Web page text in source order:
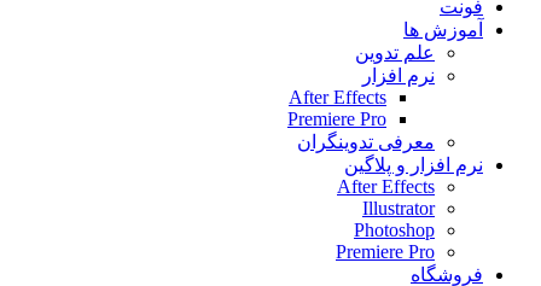
فونت
آموزش ها
علم تدوین
نرم افزار
After Effects
Premiere Pro
معرفی تدوینگران
نرم افزار و پلاگین
After Effects
Illustrator
Photoshop
Premiere Pro
فروشگاه